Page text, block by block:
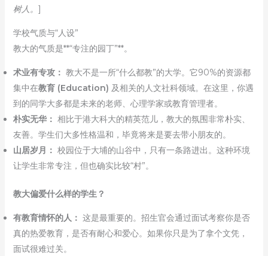
树人。 ]
学校气质与“人设”
教大的气质是**“专注的园丁”**。
术业有专攻： 教大不是一所“什么都教”的大学。它90%的资源都
集中在教育 (Education) 及相关的人文社科领域。在这里，你遇
到的同学大多都是未来的老师、心理学家或教育管理者。
朴实无华： 相比于港大科大的精英范儿，教大的氛围非常朴实、
友善。学生们大多性格温和，毕竟将来是要去带小朋友的。
山居岁月： 校园位于大埔的山谷中，只有一条路进出。这种环境
让学生非常专注，但也确实比较“村”。
教大偏爱什么样的学生？
有教育情怀的人： 这是最重要的。招生官会通过面试考察你是否
真的热爱教育，是否有耐心和爱心。如果你只是为了拿个文凭，
面试很难过关。